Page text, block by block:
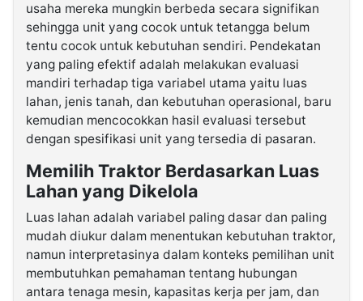
usaha mereka mungkin berbeda secara signifikan
sehingga unit yang cocok untuk tetangga belum
tentu cocok untuk kebutuhan sendiri. Pendekatan
yang paling efektif adalah melakukan evaluasi
mandiri terhadap tiga variabel utama yaitu luas
lahan, jenis tanah, dan kebutuhan operasional, baru
kemudian mencocokkan hasil evaluasi tersebut
dengan spesifikasi unit yang tersedia di pasaran.
Memilih Traktor Berdasarkan Luas
Lahan yang Dikelola
Luas lahan adalah variabel paling dasar dan paling
mudah diukur dalam menentukan kebutuhan traktor,
namun interpretasinya dalam konteks pemilihan unit
membutuhkan pemahaman tentang hubungan
antara tenaga mesin, kapasitas kerja per jam, dan